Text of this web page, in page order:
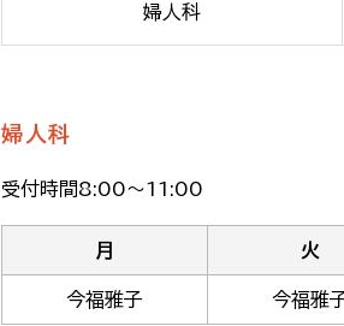
婦人科
婦人科
受付時間8:00～11:00
月 火
今福雅子 今福雅